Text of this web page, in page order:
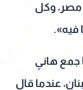
مصر، وكل
فيه».
جمع هاني
عندما قال